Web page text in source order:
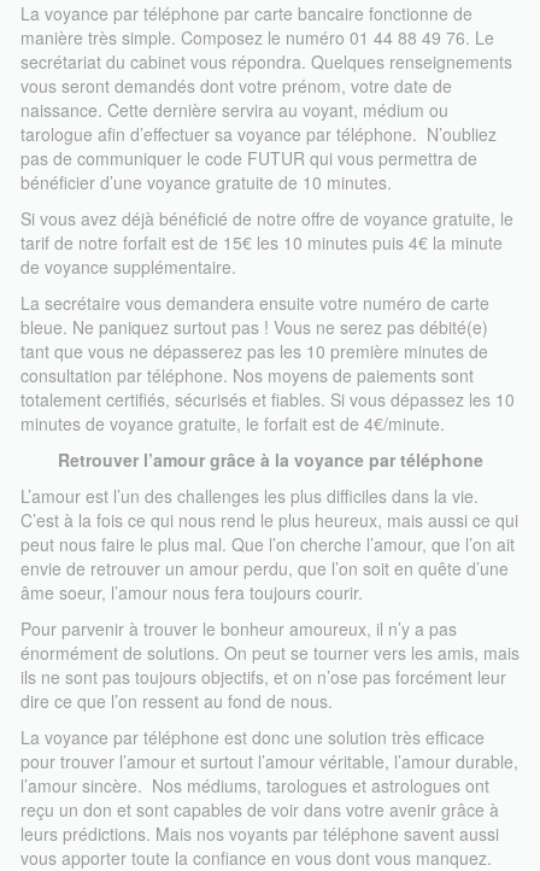
Alors comment fonctionne concrètement la voyance par
téléphone audiotel au 3259*? Composez le 3259 sur votre
téléphone mobile ou votre ligne fixe. Un accueil vous proposera
différents services. choisissez le cabinet via lequel vous
souhaitez consulter puis choisissez nos services de voyance en
direct.
Vous allez avoir le choix entre différents professionnels de la
voyance par téléphone : médiums, tarologues, astrologues,
voyants par flashs, hommes ou femmes, a vous de choisir !
Chaque voyant vous donnera une courte introduction à l’oral.
Vous pourrez tout aussi bien privilégier une voix qui vous
rassurera. Une fois votre professionnel choisi, attentez votre tour
si celui ci est encore en pleine consultation. Puis débutez votre
consultation. Attention ! La voyance directe ou voyance audiotel
est limitée à 30 minutes. Si vous souhaitez avoir une longue
voyance, nous vous conseillons plutôt une voyant par téléphone
par CB.
*0,80€/min
La voyance par téléphone par carte bancaire fonctionne de
manière très simple. Composez le numéro 01 44 88 49 76. Le
secrétariat du cabinet vous répondra. Quelques renseignements
vous seront demandés dont votre prénom, votre date de
naissance. Cette dernière servira au voyant, médium ou
tarologue afin d’effectuer sa voyance par téléphone. N’oubliez
pas de communiquer le code FUTUR qui vous permettra de
bénéficier d’une voyance gratuite de 10 minutes.
Si vous avez déjà bénéficié de notre offre de voyance gratuite, le
tarif de notre forfait est de 15€ les 10 minutes puis 4€ la minute
de voyance supplémentaire.
La secrétaire vous demandera ensuite votre numéro de carte
bleue. Ne paniquez surtout pas ! Vous ne serez pas débité(e)
tant que vous ne dépasserez pas les 10 première minutes de
consultation par téléphone. Nos moyens de paiements sont
totalement certifiés, sécurisés et fiables. Si vous dépassez les 10
minutes de voyance gratuite, le forfait est de 4€/minute.
Vous allez avoir le choix entre différents voyants, a moins que
vous sachiez déjà à qui parler. Certains de nos voyants sont
spécialisés dans une thématique en particulier : la voyance par
téléphone amour, la voyance spéciale carrière, famille, vitalité
etc. N’hésitez pas à poser la question à notre secrétaire qui vous
aiguillera pour prendre la bonne décision.
Vous pouvez aussi choisir votre médium en fonction de son signe
astrologique. Ou tout simplement le support qu’il utilise : pendule,
cartes de tarot, voyance par flash, boule de cristal etc. Certains
de nos professionnels sont astrologues, d’autre numérologues,
tarologues, voyants par flashs, médiums purs.
Une fois que votre choix est fait, vous pouvez débuter votre
voyance par téléphone. Attention à bien vérifier l’écoulement des
10 minutes. Réfléchissez à l’avance à la question que vous
souhaiterez poser.
Retrouver l’amour grâce à la voyance par téléphone
L’amour est l’un des challenges les plus difficiles dans la vie.
C’est à la fois ce qui nous rend le plus heureux, mais aussi ce qui
peut nous faire le plus mal. Que l’on cherche l’amour, que l’on ait
envie de retrouver un amour perdu, que l’on soit en quête d’une
âme soeur, l’amour nous fera toujours courir.
Pour parvenir à trouver le bonheur amoureux, il n’y a pas
énormément de solutions. On peut se tourner vers les amis, mais
ils ne sont pas toujours objectifs, et on n’ose pas forcément leur
dire ce que l’on ressent au fond de nous.
La voyance par téléphone est donc une solution très efficace
pour trouver l’amour et surtout l’amour véritable, l’amour durable,
l’amour sincère. Nos médiums, tarologues et astrologues ont
reçu un don et sont capables de voir dans votre avenir grâce à
leurs prédictions. Mais nos voyants par téléphone savent aussi
vous apporter toute la confiance en vous dont vous manquez.